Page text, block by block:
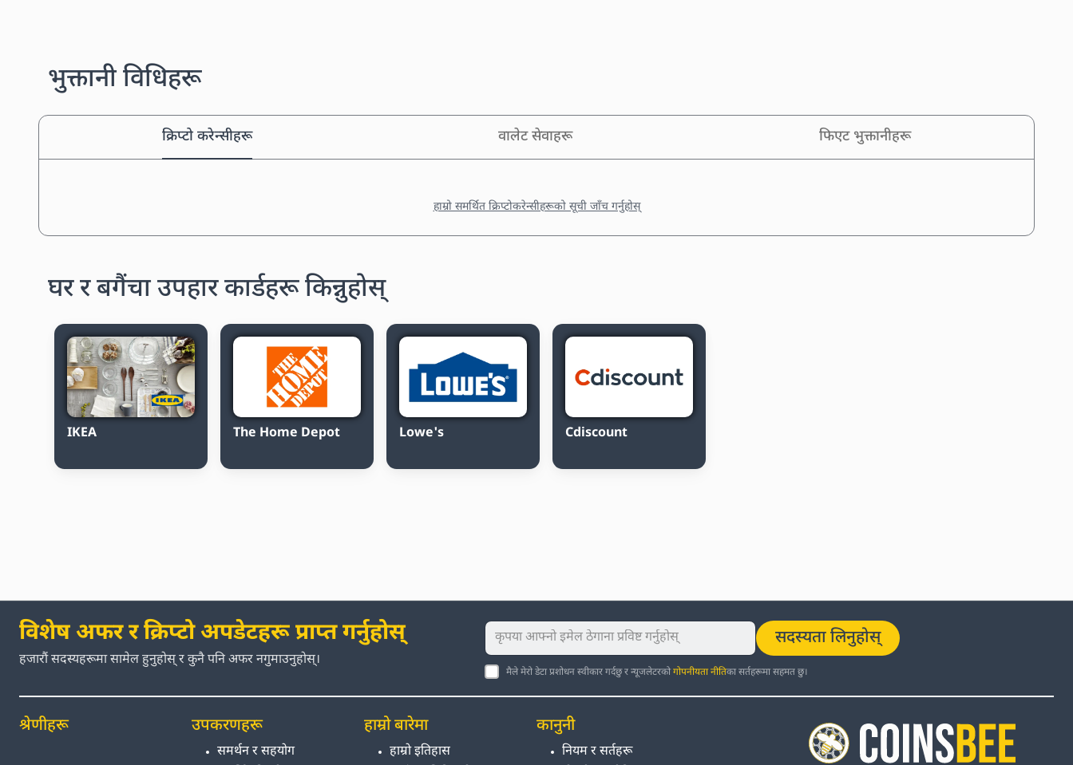
भुक्तानी विधिहरू
क्रिप्टो करेन्सीहरू वालेट सेवाहरू फिएट भुक्तानीहरू
हाम्रो समर्थित क्रिप्टोकरेन्सीहरूको सूची जाँच गर्नुहोस्
घर र बगैंचा उपहार कार्डहरू किन्नुहोस्
IKEA The Home Depot Lowe's Cdiscount
विशेष अफर र क्रिप्टो अपडेटहरू प्राप्त गर्नुहोस्
हजारौं सदस्यहरूमा सामेल हुनुहोस् र कुनै पनि अफर नगुमाउनुहोस्।
सदस्यता लिनुहोस्
मैले मेरो डेटा प्रशोधन स्वीकार गर्दछु र न्यूजलेटरकोगोपनीयता नीतिका सर्तहरूमा सहमत छु।
श्रेणीहरू उपकरणहरू
समर्थन र सहयोग
हाम्रो बारेमा
हाम्रो इतिहास
कानुनी
नियम र सर्तहरू